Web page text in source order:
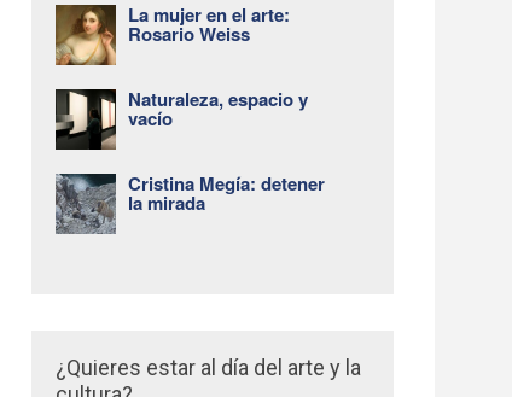
La mujer en el arte:
Rosario Weiss
Naturaleza, espacio y
vacío
Cristina Megía: detener
la mirada
¿Quieres estar al día del arte y la